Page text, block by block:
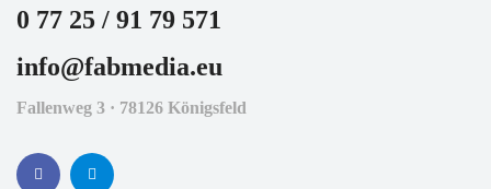
0 77 25 / 91 79 571
info@fabmedia.eu
Fallenweg 3 · 78126 Königsfeld